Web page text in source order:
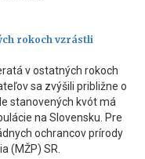
rokoch vzrástli
v ostatných rokoch
sa zvýšili približne o
stanovených kvót má
na Slovensku. Pre
ochrancov prírody
(MŽP) SR.